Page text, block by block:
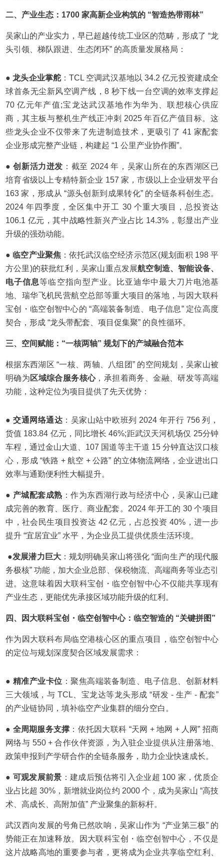
二、产业生态：1700 家高新企业构筑的 “智造热带雨林”
吴家山的产业实力，早已超越传统工业区的范畴，形成了 “龙
头引领、梯队跟进、生态闭环” 的高质量发展格局：
● 龙头企业掌舵：TCL 空调武汉基地以 34.2 亿元投资建成全
球首条无尘新风空调产线，8 秒下线一台空调的效率支撑起
70 亿元年产值;宝龙达武汉基地作为华为、联想核心供应
商，其主板与整机生产线正冲刺 2025 年百亿产值目标。这
些龙头企业不仅带来了先进制造技术，更吸引了 41 家配套
企业形成完整产业链，构建起 “1 公里产业协作圈”。
● 创新活力迸发 ：截至 2024 年，吴家山所在的东西湖区已
培育省级以上专精特新企业 157 家，市级以上企业研发平台
163 家，形成从 “源头创新到成果转化” 的全链条科创生态。
2024 年四季度，全区集中开工 30 个重大项目，总投资达
106.1 亿元，其中战略性新兴产业占比 14.3%，彰显出产业
升级的强劲动能。
● 临空产业聚焦 ：依托武汉临空经济示范区(规划面积 198 平
方公里)的获批红利，吴家山重点发展航空制造、智能设备、
电子信息等临空指向型产业。比亚迪华中最大刀片电池基
地、瑞华飞机民营航空总部等重大项目的落地，与因大联科
宝创・临空创智中心的 “高端装备制造、电子信息” 定位高度
契合，形成 “龙头带配套、项目促集聚” 的良性循环。
三、空间赋能：“一核两轴” 规划下的产城融合范本
根据东西湖区 “一核、两轴、八组团” 的空间规划，吴家山被
明确为 区域综合服务核心，承担着商务、金融、研发等高端
功能，这种定位为项目提供了先天优势：
● 交通网络通达 ：吴家山站中欧班列 2024 年开行 756 列，
货值 183.84 亿元，同比增长 46%;距武汉天河机场仅 25分钟
车程，通过金山大道、107 国道等主干道 15 分钟直达汉口核
心，形成 “铁路 + 航空 + 公路” 的立体物流网络，企业进出口
效率与通勤便利性大幅提升。
● 产城配套成熟 ：作为东西湖行政与经济中心，吴家山已建
成完善的教育、医疗、商业配套。2024 年开工的 30 个项目
中，社会民生项目投资达 42 亿元，占总投资 40%，进一步
提升 “宜居宜业” 水平，为企业员工提供优质生活环境。
●发展潜力巨大：规划明确吴家山将强化 “面向生产的现代服
务极核” 功能，加大企业总部、保税物流、高端商务等业态引
进。这意味着因大联科宝创・临空创智中心不仅能共享现有
产业生态，更能优先承接区域功能升级的红利。
四、 因大联科宝创 ・ 临空创智中心：临空智造的 “关键拼图”
作为因大联科布局临空港核心区的重点项目，临空创智中心
的定位与规划深度契合区域发展需求：
● 精准产业卡位 ：聚焦高端装备制造、电子信息、创新材料
三大领域，与 TCL、宝龙达等龙头形成 “研发 - 生产 - 配套”
的产业链协同，填补临空产业集群的细分空白。
● 全周期服务支撑 ：依托因大联科 “天网 + 地网 + 人网” 招商
网络与 550 + 合作伙伴资源，为入驻企业提供从注册落地、
政策申报到产学研合作的全链条服务，助力企业快速成长。
● 可观发展前景 ：建成后预估将引入企业超 100 家，优质企
业占比超 30%，新增就业岗位约 2000 个，成为吴家山 “高技
术、高成长、高附加值” 产业聚集的新标杆。
武汉西向发展的号角已然吹响，吴家山作为 “产业第三极” 的
势能正在加速释放。因大联科宝创・临空创智中心，不仅是
这片战略高地的重要参与者，更将成为企业共享临空红利、